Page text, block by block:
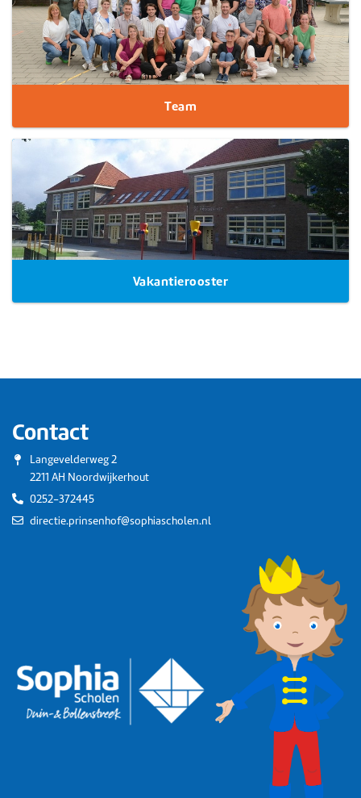
Team
Vakantierooster
Contact
Langevelderweg 2
2211 AH Noordwijkerhout
0252-372445
directie.prinsenhof@sophiascholen.nl